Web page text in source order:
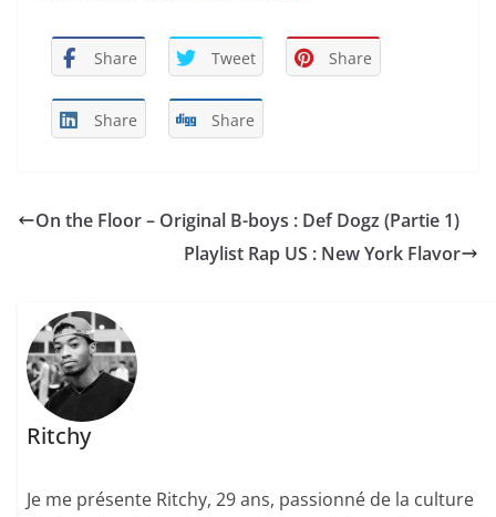
Share Tweet Share
Share Share
On the Floor – Original B-boys : Def Dogz (Partie 1)
Playlist Rap US : New York Flavor
Ritchy
Je me présente Ritchy, 29 ans, passionné de la culture